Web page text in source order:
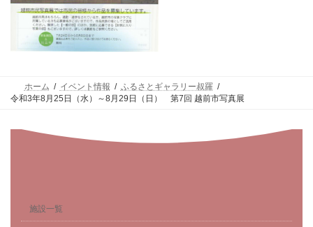
ホーム イベント情報
ふるさとギャラリー叔羅
令和3年8月25日（水）～8月29日（日） 第7回 越前市写真展
施設一覧